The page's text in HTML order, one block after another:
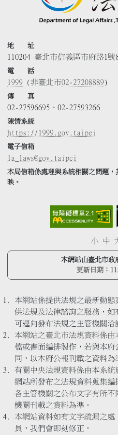
地 址
110204 臺北市信義區市府路1號
電 話
1999 (非臺北市02-27208889)
傳 真
02-27596695、02-27593266
陳情系統
https://1999.gov.taipei
電子信箱
la_laws@gov.taipei
本局信箱係處理與系統相關之問題
映。
小 中
本網站由臺北市政
更新日期：
本網站係提供法規之最新動
供法規及法律諮詢之服務，
可逕向發布法規之主管機關洽
本網站之臺北市法規資料係
檔或書面編排製作，若與本府
同，以本府公報刊載之資料為
有關中央法規資料係由本系
網站所發布之法規資料蒐集
各主管機關之公布文字有所
機關刊載之資料為準。
本網站資料如有文字疏漏之處
員，我們會即刻修正。